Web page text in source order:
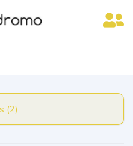
Filtros (2)